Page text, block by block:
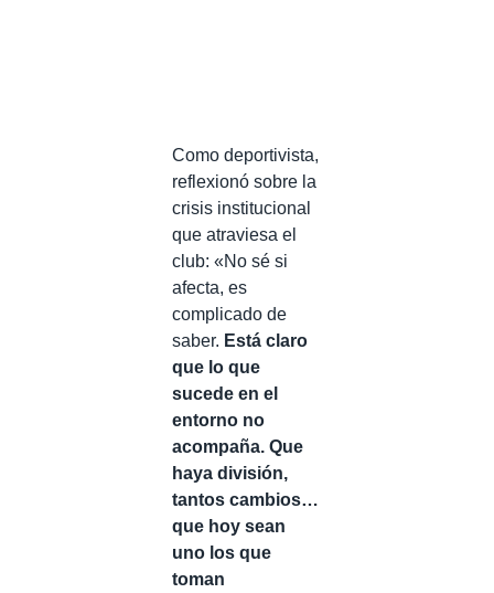
Como deportivista,
reflexionó sobre la
crisis institucional
que atraviesa el
club: «No sé si
afecta, es
complicado de
saber. Está claro
que lo que
sucede en el
entorno no
acompaña. Que
haya división,
tantos cambios…
que hoy sean
uno los que
toman